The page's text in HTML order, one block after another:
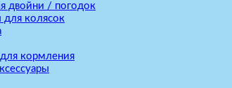
двойни / погодок
для колясок
кормления